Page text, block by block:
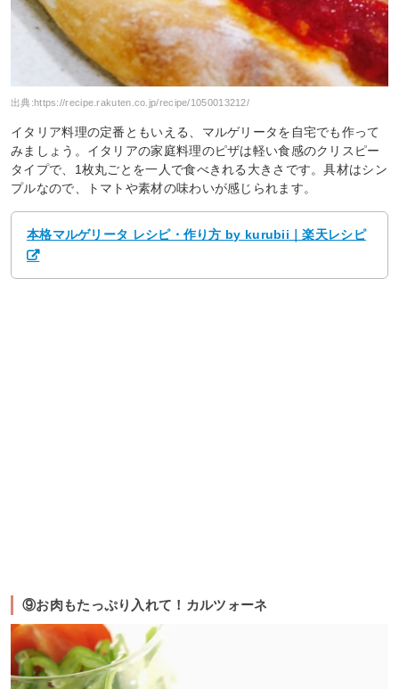
出典:https://recipe.rakuten.co.jp/recipe/1050013212/
イタリア料理の定番ともいえる、マルゲリータを自宅でも作って
みましょう。イタリアの家庭料理のピザは軽い食感のクリスピー
タイプで、1枚丸ごとを一人で食べきれる大きさです。具材はシン
プルなので、トマトや素材の味わいが感じられます。
本格マルゲリータ レシピ・作り方 by kurubii｜楽天レシピ
⑨お肉もたっぷり入れて！カルツォーネ